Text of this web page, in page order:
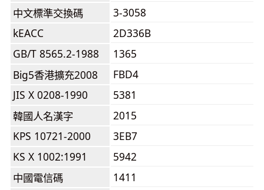
中文標準交換碼
3-3058
kEACC
2D336B
GB/T 8565.2-1988
1365
Big5香港擴充2008
FBD4
JIS X 0208-1990
5381
韓國人名漢字
2015
KPS 10721-2000
3EB7
KS X 1002:1991
5942
中國電信碼
1411